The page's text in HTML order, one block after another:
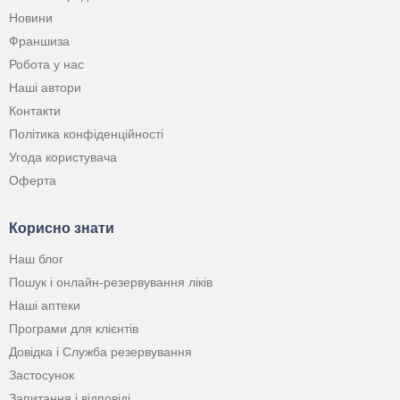
Новини
Франшиза
Робота у нас
Наші автори
Контакти
Політика конфіденційності
Угода користувача
Оферта
Корисно знати
Наш блог
Пошук і онлайн-резервування ліків
Наші аптеки
Програми для клієнтів
Довідка і Служба резервування
Застосунок